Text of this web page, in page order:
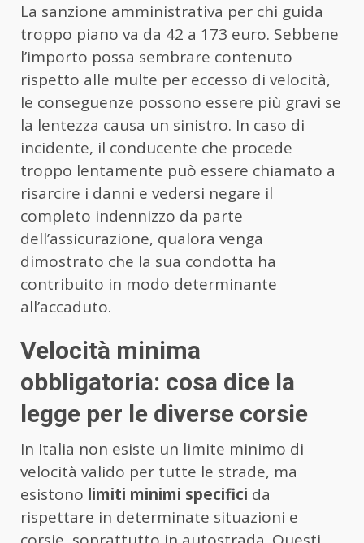
La sanzione amministrativa per chi guida
troppo piano va da 42 a 173 euro. Sebbene
l’importo possa sembrare contenuto
rispetto alle multe per eccesso di velocità,
le conseguenze possono essere più gravi se
la lentezza causa un sinistro. In caso di
incidente, il conducente che procede
troppo lentamente può essere chiamato a
risarcire i danni e vedersi negare il
completo indennizzo da parte
dell’assicurazione, qualora venga
dimostrato che la sua condotta ha
contribuito in modo determinante
all’accaduto.
Velocità minima
obbligatoria: cosa dice la
legge per le diverse corsie
In Italia non esiste un limite minimo di
velocità valido per tutte le strade, ma
esistono limiti minimi specifici da
rispettare in determinate situazioni e